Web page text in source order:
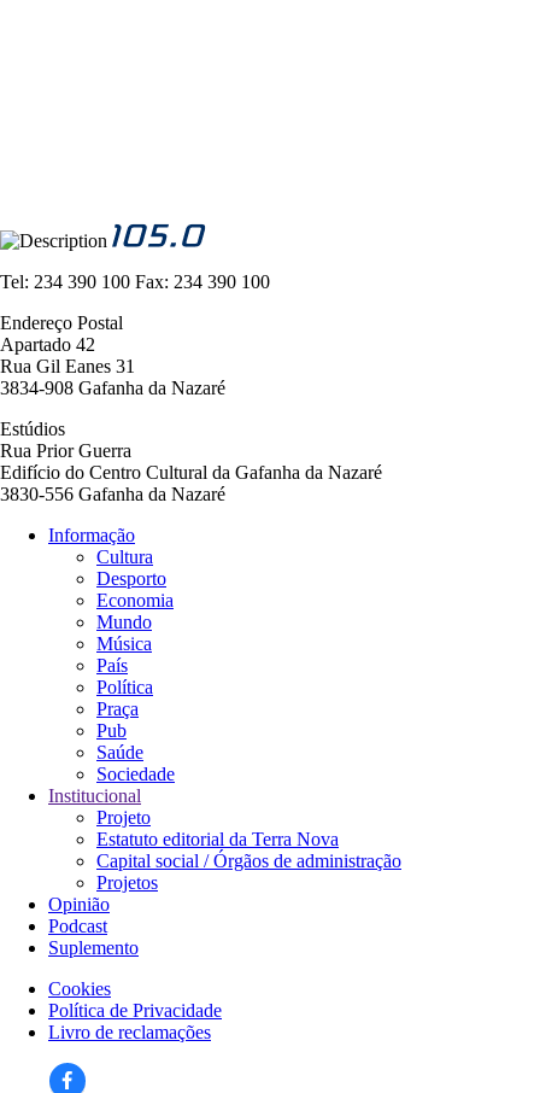
Tel: 234 390 100 Fax: 234 390 100
Endereço Postal
Apartado 42
Rua Gil Eanes 31
3834-908 Gafanha da Nazaré
Estúdios
Rua Prior Guerra
Edifício do Centro Cultural da Gafanha da Nazaré
3830-556 Gafanha da Nazaré
Navegação
principal
Informação
Cultura
Desporto
Economia
Mundo
Música
País
Política
Praça
Pub
Saúde
Sociedade
Institucional
Projeto
Estatuto editorial da Terra Nova
Capital social / Órgãos de administração
Projetos
Opinião
Podcast
Suplemento
Rodapé
Cookies
Política de Privacidade
Livro de reclamações